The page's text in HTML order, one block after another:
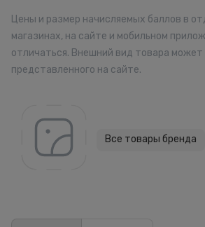
Цены и размер начисляемых баллов в
магазинах, на сайте и мобильном
отличаться. Внешний вид товара может
представленного на сайте.
Все товары бренда